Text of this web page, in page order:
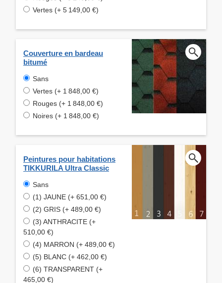
Vertes (+ 5 149,00 €)
Couverture en bardeau
bitumé
Sans
Vertes (+ 1 848,00 €)
Rouges (+ 1 848,00 €)
Noires (+ 1 848,00 €)
Peintures pour habitations
TIKKURILA Ultra Classic
Sans
(1) JAUNE (+ 651,00 €)
(2) GRIS (+ 489,00 €)
(3) ANTHRACITE (+
510,00 €)
(4) MARRON (+ 489,00 €)
(5) BLANC (+ 462,00 €)
(6) TRANSPARENT (+
465,00 €)